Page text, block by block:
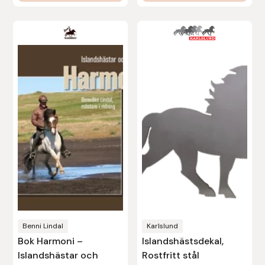
Benni Lindal
Bok Harmoni –
Islandshästar och
Karlslund
Islandshästsdekal,
Rostfritt stål
Redback
Roeckl
Safehorse of Sweden
Saltverk
Sigga Ævars
Sivart Bokförlag
Sonnenreiter
Star